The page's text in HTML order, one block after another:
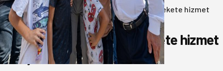
Anasayfa/Gündem
Akın: Benim derdim memlekete hizmet
hemşerim!
Akın: Benim derdim memlekete hizmet
hemşerim!